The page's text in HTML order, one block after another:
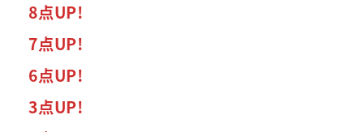
8点UP!
7点UP!
6点UP!
3点UP!